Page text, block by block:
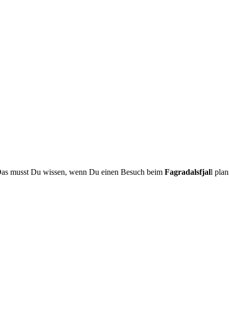
musst Du wissen, wenn Du einen Besuch beim Fagradalsfjall